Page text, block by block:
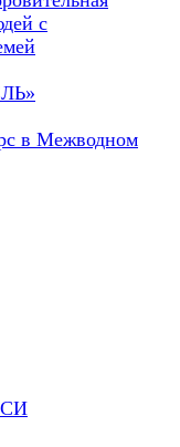
с
в Межводном